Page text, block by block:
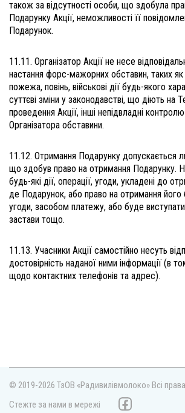
також за відсутності особи, що здобула
Подарунку Акції, неможливості її
Подарунок.
11.11. Організатор Акції не несе
настання форс-мажорних обставин, таких як
пожежа, повінь, військові дії будь-якого
суттєві зміни у законодавстві, що діють на
проведення Акції, інші непідвладні
Організатора обставини.
11.12. Отримання Подарунку допускається
що здобув право на отримання Подарунку.
будь-які дії, операції, угоди, укладені до
де Подарунок, або право на отримання
угоди, засобом платежу, або буде
застави тощо.
11.13. Учасники Акції самостійно несуть
достовірність наданої ними інформації (в
щодо контактних телефонів та адрес).
© 2019-2026 ТзОВ «Радивилівмолоко» Всі
Стежте за нами в мережі